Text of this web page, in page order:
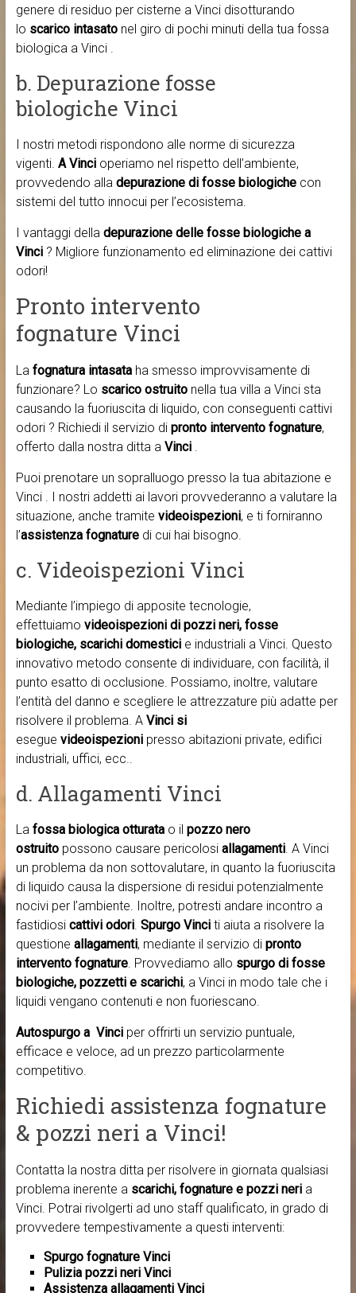
genere di residuo per cisterne a Vinci disotturando
lo scarico intasatonel giro di pochi minuti della tua fossa
biologica a Vinci .
b. Depurazione fosse
biologiche Vinci
I nostri metodi rispondono alle norme di sicurezza
vigenti. A Vinci operiamo nel rispetto dell’ambiente,
provvedendo alla depurazione di fosse biologichecon
sistemi del tutto innocui per l’ecosistema.
I vantaggi della depurazione delle fosse biologiche a
Vinci ? Migliore funzionamento ed eliminazione dei cattivi
odori!
Pronto intervento
fognature Vinci
La fognatura intasataha smesso improvvisamente di
funzionare? Lo scarico ostruitonella tua villa a Vinci sta
causando la fuoriuscita di liquido, con conseguenti cattivi
odori ? Richiedi il servizio di pronto intervento fognature,
offerto dalla nostra ditta a Vinci .
Puoi prenotare un sopralluogo presso la tua abitazione e
Vinci . I nostri addetti ai lavori provvederanno a valutare la
situazione, anche tramite videoispezioni, e ti forniranno
l’assistenza fognaturedi cui hai bisogno.
c. Videoispezioni Vinci
Mediante l’impiego di apposite tecnologie,
effettuiamo videoispezioni di pozzi neri, fosse
biologiche, scarichi domesticie industriali a Vinci. Questo
innovativo metodo consente di individuare, con facilità, il
punto esatto di occlusione. Possiamo, inoltre, valutare
l’entità del danno e scegliere le attrezzature più adatte per
risolvere il problema. A Vinci si
esegue videoispezionipresso abitazioni private, edifici
industriali, uffici, ecc..
d. Allagamenti Vinci
La fossa biologica otturatao il pozzo nero
ostruitopossono causare pericolosi allagamenti. A Vinci
un problema da non sottovalutare, in quanto la fuoriuscita
di liquido causa la dispersione di residui potenzialmente
nocivi per l’ambiente. Inoltre, potresti andare incontro a
fastidiosi cattivi odori. Spurgo Vinci ti aiuta a risolvere la
questione allagamenti, mediante il servizio di pronto
intervento fognature. Provvediamo allo spurgo di fosse
biologiche, pozzetti e scarichi, a Vinci in modo tale che i
liquidi vengano contenuti e non fuoriescano.
Autospurgo a Vinci per offrirti un servizio puntuale,
efficace e veloce, ad un prezzo particolarmente
competitivo.
Richiedi assistenza fognature
& pozzi neri a Vinci!
Contatta la nostra ditta per risolvere in giornata qualsiasi
problema inerente a scarichi, fognature e pozzi neria
Vinci. Potrai rivolgerti ad uno staff qualificato, in grado di
provvedere tempestivamente a questi interventi:
Spurgo fognature Vinci
Pulizia pozzi neri Vinci
Assistenza allagamenti Vinci